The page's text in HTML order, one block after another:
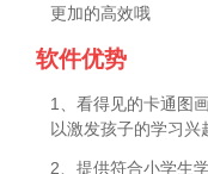
更加的高效哦
软件优势
1、看得见的卡通图
以激发孩子的学习兴
2、提供符合小学生